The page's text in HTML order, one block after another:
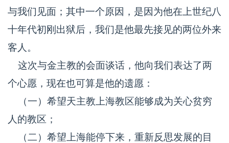
与我们见面；其中一个原因，是因为他在上世纪八
十年代初刚出狱后，我们是他最先接见的两位外来
客人。
这次与金主教的会面谈话，他向我们表达了两
个心愿，现在也可算是他的遗愿：
（一）希望天主教上海教区能够成为关心贫穷
人的教区；
（二）希望上海能停下来，重新反思发展的目